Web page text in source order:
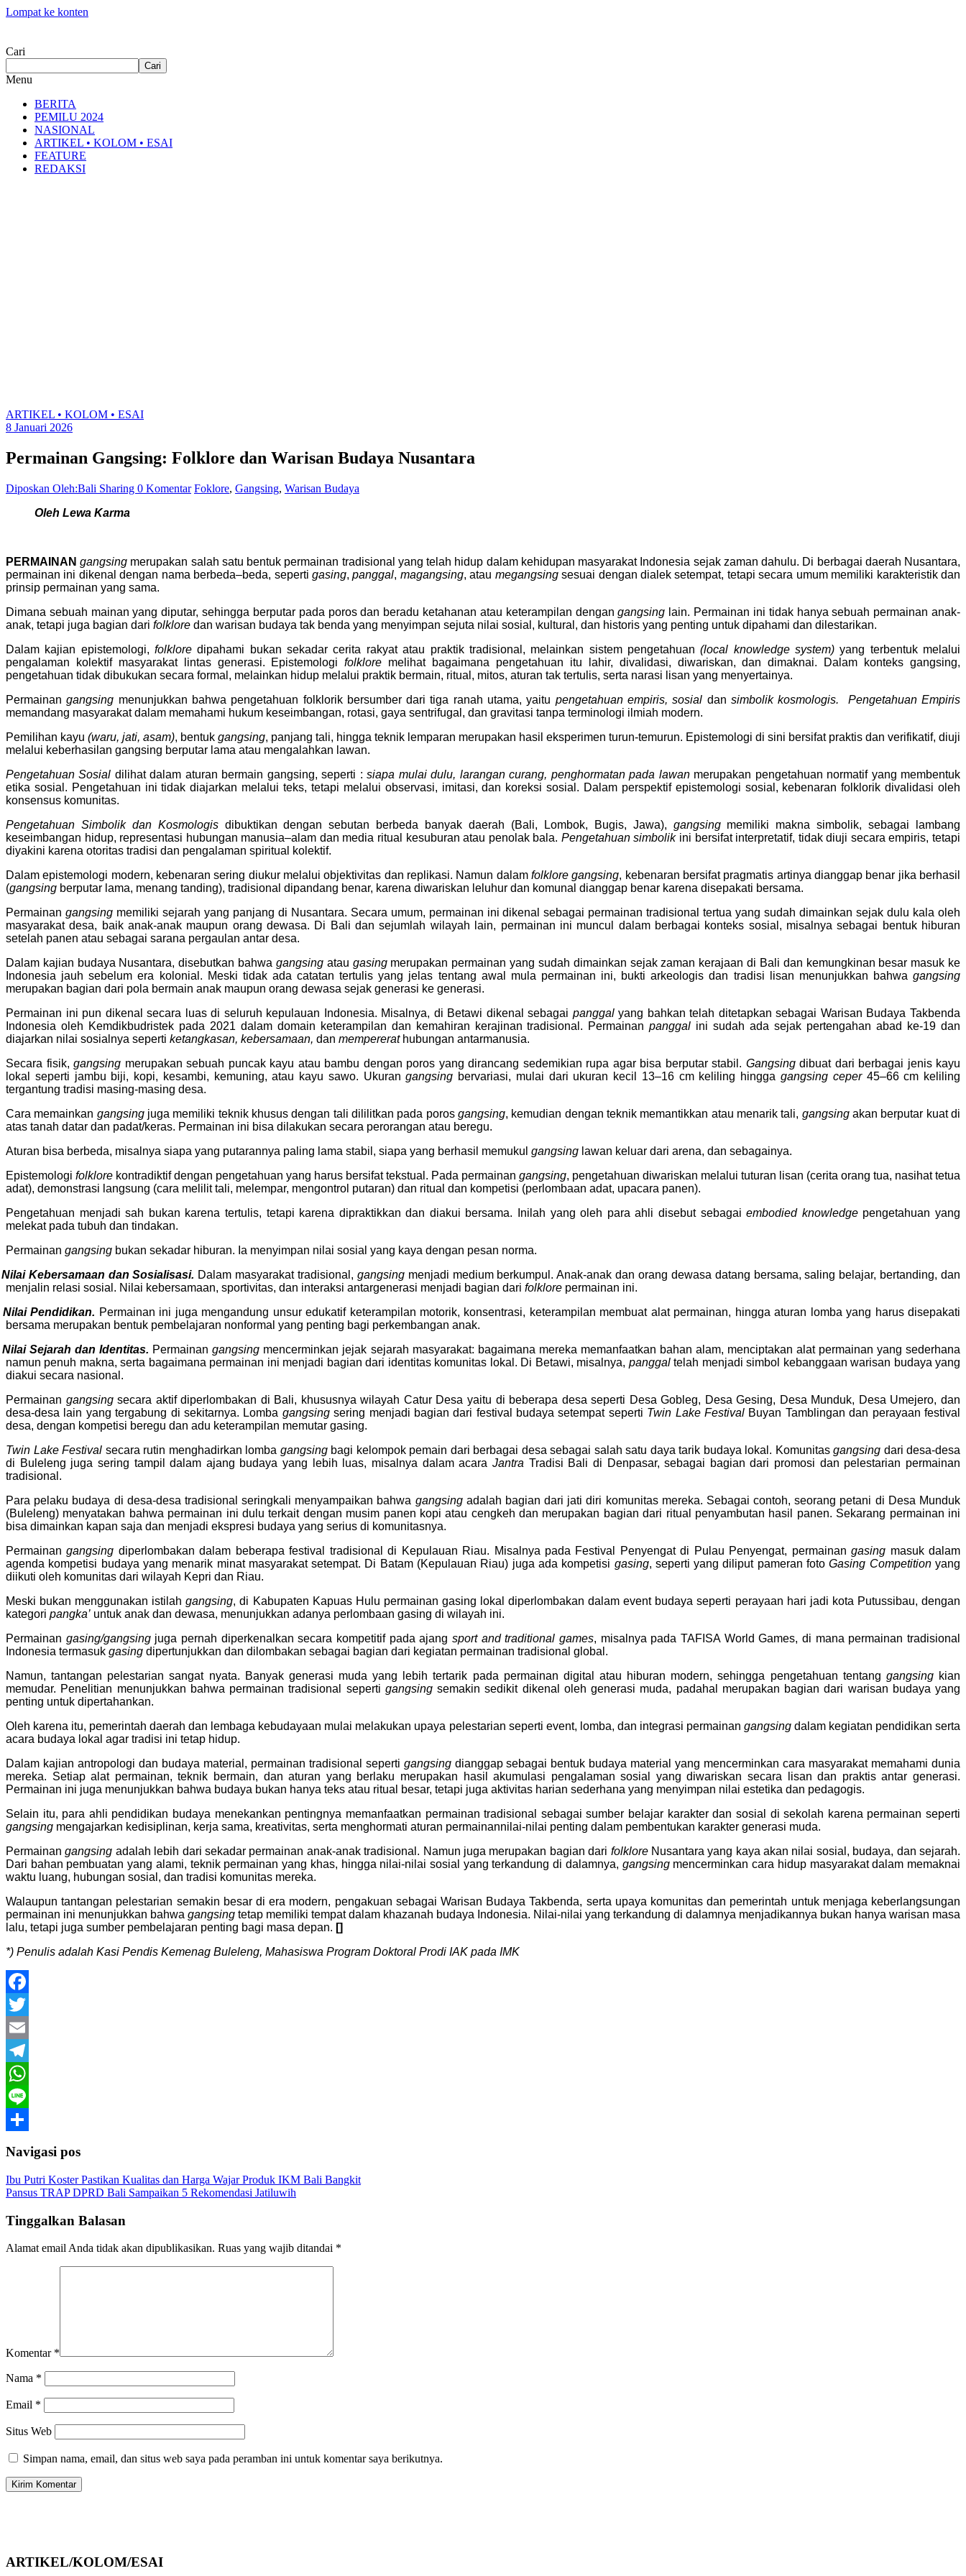
Lompat ke konten
Cari
Cari
Menu
BERITA
PEMILU 2024
NASIONAL
ARTIKEL • KOLOM • ESAI
FEATURE
REDAKSI
ARTIKEL • KOLOM • ESAI
8 Januari 2026
Permainan Gangsing: Folklore dan Warisan Budaya Nusantara
Diposkan Oleh:Bali Sharing 0 Komentar Foklore, Gangsing, Warisan Budaya
Oleh Lewa Karma
PERMAINAN gangsing merupakan salah satu bentuk permainan tradisional yang telah hidup dalam kehidupan masyarakat Indonesia sejak zaman dahulu. Di berbagai daerah Nusantara,
permainan ini dikenal dengan nama berbeda–beda, seperti gasing,panggal, magangsing, atau megangsingsesuai dengan dialek setempat, tetapi secara umum memiliki karakteristik dan
prinsip permainan yang sama.
Dimana sebuah mainan yang diputar, sehingga berputar pada poros dan beradu ketahanan atau keterampilan dengangangsing lain. Permainan ini tidak hanya sebuah permainan anak-
anak, tetapi juga bagian dari folklore dan warisan budaya tak benda yang menyimpan sejuta nilai sosial, kultural, dan historis yang penting untuk dipahami dan dilestarikan.
Dalam kajian epistemologi,folkloredipahami bukan sekadar cerita rakyat atau praktik tradisional, melainkan sistem pengetahuan(local knowledge system)yang terbentuk melalui
pengalaman kolektif masyarakat lintas generasi. Epistemologifolklore melihat bagaimana pengetahuan itu lahir, divalidasi, diwariskan, dan dimaknai. Dalam konteks gangsing,
pengetahuan tidak dibukukan secara formal, melainkan hidup melalui praktik bermain, ritual, mitos, aturan tak tertulis, serta narasi lisan yang menyertainya.
Permainangangsing menunjukkan bahwa pengetahuan folklorik bersumber dari tiga ranah utama, yaitu pengetahuan empiris, sosial dan simbolik kosmologis.
Pengetahuan Empiris
memandang masyarakat dalam memahami hukum keseimbangan, rotasi, gaya sentrifugal, dan gravitasi tanpa terminologi ilmiah modern.
Pemilihan kayu (waru, jati, asam), bentuk gangsing, panjang tali, hingga teknik lemparan merupakan hasil eksperimen turun-temurun. Epistemologi di sini bersifat praktis dan verifikatif, diuji
melalui keberhasilan gangsing berputar lama atau mengalahkan lawan.
Pengetahuan Sosial dilihat dalam aturan bermain gangsing, seperti :siapa mulai dulu, larangan curang, penghormatan pada lawanmerupakan pengetahuan normatif yang membentuk
etika sosial. Pengetahuan ini tidak diajarkan melalui teks, tetapi melalui observasi, imitasi, dan koreksi sosial. Dalam perspektif epistemologi sosial, kebenaran folklorik divalidasi oleh
konsensus komunitas.
Pengetahuan Simbolik dan Kosmologisdibuktikan dengan sebutan berbeda banyak daerah (Bali, Lombok, Bugis, Jawa), gangsingmemiliki makna simbolik, sebagai lambang
keseimbangan hidup, representasi hubungan manusia–alam dan media ritual kesuburan atau penolak bala. Pengetahuan simbolikini bersifat interpretatif, tidak diuji secara empiris, tetapi
diyakini karena otoritas tradisi dan pengalaman spiritual kolektif.
Dalam epistemologi modern, kebenaran sering diukur melalui objektivitas dan replikasi. Namun dalam folklore gangsing, kebenaran bersifat pragmatis artinya dianggap benar jika berhasil
(gangsing berputar lama, menang tanding), tradisional dipandang benar, karena diwariskan leluhur dan komunal dianggap benar karena disepakati bersama.
Permainan gangsingmemiliki sejarah yang panjang di Nusantara. Secara umum, permainan ini dikenal sebagai permainan tradisional tertua yang sudah dimainkan sejak dulu kala oleh
masyarakat desa, baik anak-anak maupun orang dewasa. Di Bali dan sejumlah wilayah lain, permainan ini muncul dalam berbagai konteks sosial, misalnya sebagai bentuk hiburan
setelah panen atau sebagai sarana pergaulan antar desa.
Dalam kajian budaya Nusantara, disebutkan bahwa gangsingatau gasingmerupakan permainan yang sudah dimainkan sejak zaman kerajaan di Bali dan kemungkinan besar masuk ke
Indonesia jauh sebelum era kolonial. Meski tidak ada catatan tertulis yang jelas tentang awal mula permainan ini, bukti arkeologis dan tradisi lisan menunjukkan bahwa gangsing
merupakan bagian dari pola bermain anak maupun orang dewasa sejak generasi ke generasi.
Permainan ini pun dikenal secara luas di seluruh kepulauan Indonesia. Misalnya, di Betawi dikenal sebagai panggalyang bahkan telah ditetapkan sebagai Warisan Budaya Takbenda
Indonesia oleh Kemdikbud­ristek pada 2021 dalam domain keterampilan dan kemahiran kerajinan tradisional. Permainanpanggal ini sudah ada sejak pertengahan abad ke-19 dan
diajarkan nilai sosialnya seperti ketangkasan, kebersamaan, dan mempererat hubungan antarmanusia.
Secara fisik, gangsing merupakan sebuah puncak kayu atau bambu dengan poros yang dirancang sedemikian rupa agar bisa berputar stabil. Gangsingdibuat dari berbagai jenis kayu
lokal seperti jambu biji, kopi, kesambi, kemuning, atau kayu sawo. Ukurangangsing bervariasi, mulai dari ukuran kecil 13–16 cm keliling hingga gangsing ceper45–66 cm keliling
tergantung tradisi masing-masing desa.
Cara memainkan gangsingjuga memiliki teknik khusus dengan tali dililitkan pada porosgangsing, kemudian dengan teknik memantikkan atau menarik tali, gangsingakan berputar kuat di
atas tanah datar dan padat/keras. Permainan ini bisa dilakukan secara perorangan atau beregu.
Aturan bisa berbeda, misalnya siapa yang putarannya paling lama stabil, siapa yang berhasil memukul gangsing lawan keluar dari arena, dan sebagainya.
Epistemologi folklore kontradiktif dengan pengetahuan yang harus bersifat tekstual. Pada permainan gangsing, pengetahuan diwariskan melalui tuturan lisan (cerita orang tua, nasihat tetua
adat), demonstrasi langsung (cara melilit tali, melempar, mengontrol putaran) dan ritual dan kompetisi (perlombaan adat, upacara panen).
Pengetahuan menjadi sah bukan karena tertulis, tetapi karena dipraktikkan dan diakui bersama. Inilah yang oleh para ahli disebut sebagaiembodied knowledge pengetahuan yang
melekat pada tubuh dan tindakan.
Permainan gangsing bukan sekadar hiburan. Ia menyimpan nilai sosial yang kaya dengan pesan norma.
Nilai Kebersamaan dan Sosialisasi. Dalam masyarakat tradisional, gangsingmenjadi medium berkumpul. Anak-anak dan orang dewasa datang bersama, saling belajar, bertanding, dan
menjalin relasi sosial. Nilai kebersamaan, sportivitas, dan interaksi antargenerasi menjadi bagian dari folklore permainan ini.
Nilai Pendidikan. Permainan ini juga mengandung unsur edukatif keterampilan motorik, konsentrasi, keterampilan membuat alat permainan, hingga aturan lomba yang harus disepakati
bersama merupakan bentuk pembelajaran nonformal yang penting bagi perkembangan anak.
Nilai Sejarah dan Identitas. Permainangangsing mencerminkan jejak sejarah masyarakat: bagaimana mereka memanfaatkan bahan alam, menciptakan alat permainan yang sederhana
namun penuh makna, serta bagaimana permainan ini menjadi bagian dari identitas komunitas lokal. Di Betawi, misalnya, panggaltelah menjadi simbol kebanggaan warisan budaya yang
diakui secara nasional.
Permainan gangsingsecara aktif diperlombakan di Bali, khususnya wilayah Catur Desa yaitu di beberapa desa seperti Desa Gobleg, Desa Gesing, Desa Munduk, Desa Umejero, dan
desa-desa lain yang tergabung di sekitarnya. Lomba gangsingsering menjadi bagian dari festival budaya setempat seperti Twin Lake Festival Buyan Tamblingan dan perayaan festival
desa, dengan kompetisi beregu dan adu keterampilan memutar gasing.
Twin Lake Festival secara rutin menghadirkan lomba gangsingbagi kelompok pemain dari berbagai desa sebagai salah satu daya tarik budaya lokal. Komunitas gangsing dari desa-desa
di Buleleng juga sering tampil dalam ajang budaya yang lebih luas, misalnya dalam acara Jantra Tradisi Bali di Denpasar, sebagai bagian dari promosi dan pelestarian permainan
tradisional.
Para pelaku budaya di desa-desa tradisional seringkali menyampaikan bahwa gangsingadalah bagian dari jati diri komunitas mereka. Sebagai contoh, seorang petani di Desa Munduk
(Buleleng) menyatakan bahwa permainan ini dulu terkait dengan musim panen kopi atau cengkeh dan merupakan bagian dari ritual penyambutan hasil panen. Sekarang permainan ini
bisa dimainkan kapan saja dan menjadi ekspresi budaya yang serius di komunitasnya.
Permainangangsing diperlombakan dalam beberapa festival tradisional di Kepulauan Riau. Misalnya pada Festival Penyengat di Pulau Penyengat, permainangasing masuk dalam
agenda kompetisi budaya yang menarik minat masyarakat setempat. Di Batam (Kepulauan Riau) juga ada kompetisi gasing, seperti yang diliput pameran fotoGasing Competitionyang
diikuti oleh komunitas dari wilayah Kepri dan Riau.
Meski bukan menggunakan istilahgangsing, di Kabupaten Kapuas Hulu permainan gasing lokal diperlombakan dalam event budaya seperti perayaan hari jadi kota Putussibau, dengan
kategori pangka’ untuk anak dan dewasa, menunjukkan adanya perlombaan gasing di wilayah ini.
Permainan gasing/gangsingjuga pernah diperkenalkan secara kompetitif pada ajangsport and traditional games, misalnya pada TAFISA World Games, di mana permainan tradisional
Indonesia termasuk gasing dipertunjukkan dan dilombakan sebagai bagian dari kegiatan permainan tradisional global.
Namun, tantangan pelestarian sangat nyata. Banyak generasi muda yang lebih tertarik pada permainan digital atau hiburan modern, sehingga pengetahuan tentang gangsingkian
memudar. Penelitian menunjukkan bahwa permainan tradisional seperti gangsingsemakin sedikit dikenal oleh generasi muda, padahal merupakan bagian dari warisan budaya yang
penting untuk dipertahankan.
Oleh karena itu, pemerintah daerah dan lembaga kebudayaan mulai melakukan upaya pelestarian seperti event, lomba, dan integrasi permainan gangsingdalam kegiatan pendidikan serta
acara budaya lokal agar tradisi ini tetap hidup.
Dalam kajian antropologi dan budaya material, permainan tradisional seperti gangsingdianggap sebagai bentuk budaya material yang mencerminkan cara masyarakat memahami dunia
mereka. Setiap alat permainan, teknik bermain, dan aturan yang berlaku merupakan hasil akumulasi pengalaman sosial yang diwariskan secara lisan dan praktis antar generasi.
Permainan ini juga menunjukkan bahwa budaya bukan hanya teks atau ritual besar, tetapi juga aktivitas harian sederhana yang menyimpan nilai estetika dan pedagogis.
Selain itu, para ahli pendidikan budaya menekankan pentingnya memanfaatkan permainan tradisional sebagai sumber belajar karakter dan sosial di sekolah karena permainan seperti
gangsing mengajarkan kedisiplinan, kerja sama, kreativitas, serta menghormati aturan permainannilai-nilai penting dalam pembentukan karakter generasi muda.
Permainangangsing adalah lebih dari sekadar permainan anak-anak tradisional. Namun juga merupakan bagian dari folkloreNusantara yang kaya akan nilai sosial, budaya, dan sejarah.
Dari bahan pembuatan yang alami, teknik permainan yang khas, hingga nilai-nilai sosial yang terkandung di dalamnya, gangsingmencerminkan cara hidup masyarakat dalam memaknai
waktu luang, hubungan sosial, dan tradisi komunitas mereka.
Walaupun tantangan pelestarian semakin besar di era modern, pengakuan sebagai Warisan Budaya Takbenda, serta upaya komunitas dan pemerintah untuk menjaga keberlangsungan
permainan ini menunjukkan bahwa gangsing tetap memiliki tempat dalam khazanah budaya Indonesia. Nilai-nilai yang terkandung di dalamnya menjadikannya bukan hanya warisan masa
lalu, tetapi juga sumber pembelajaran penting bagi masa depan. []
*) Penulis adalah Kasi Pendis Kemenag Buleleng, Mahasiswa Program Doktoral Prodi IAK pada IMK
Facebook
Twitter
Email
Telegram
WhatsApp
Line
Navigasi pos
Ibu Putri Koster Pastikan Kualitas dan Harga Wajar Produk IKM Bali Bangkit
Pansus TRAP DPRD Bali Sampaikan 5 Rekomendasi Jatiluwih
Tinggalkan Balasan
Alamat email Anda tidak akan dipublikasikan. Ruas yang wajib ditandai *
Komentar *
Nama *
Email *
Situs Web
Simpan nama, email, dan situs web saya pada peramban ini untuk komentar saya berikutnya.
ARTIKEL/KOLOM/ESAI